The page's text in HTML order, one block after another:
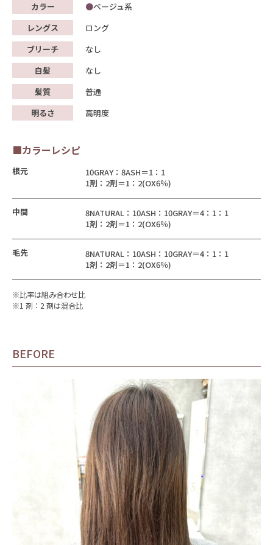
カラー
ベージュ系
レングス
ロング
ブリーチ
なし
白髪
なし
髪質
普通
明るさ
高明度
■カラーレシピ
根元
10GRAY：8ASH＝1：1
1剤：2剤＝1：2(OX6％)
中間
8NATURAL：10ASH：10GRAY＝4：1：1
1剤：2剤＝1：2(OX6％)
毛先
8NATURAL：10ASH：10GRAY＝4：1：1
1剤：2剤＝1：2(OX6％)
※比率は組み合わせ比
※1 剤：2 剤は混合比
BEFORE